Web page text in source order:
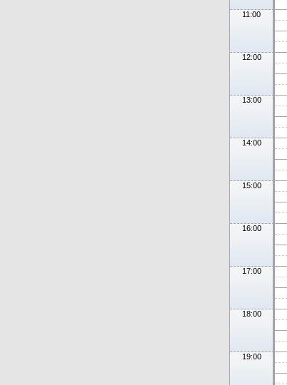
11:00
12:00
13:00
14:00
15:00
16:00
17:00
18:00
19:00